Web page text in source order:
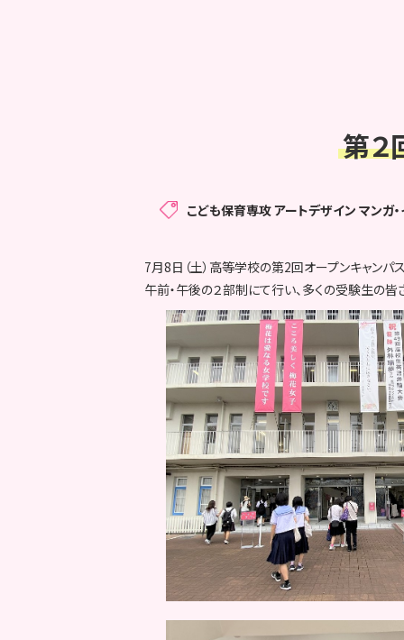
第２
こども保育専攻アートデザイン マンガ
7月8日（土）高等学校の第2回オープンキャンパ
午前・午後の２部制にて行い、多くの受験生の皆